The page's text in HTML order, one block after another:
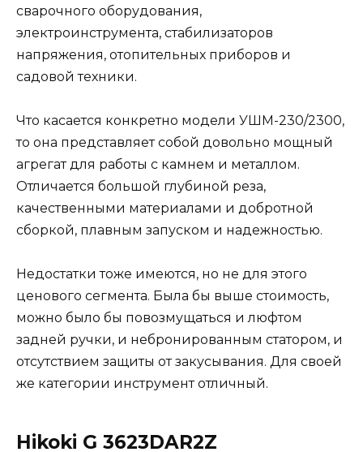
сварочного оборудования,
электроинструмента, стабилизаторов
напряжения, отопительных приборов и
садовой техники.
Что касается конкретно модели УШМ-230/2300,
то она представляет собой довольно мощный
агрегат для работы с камнем и металлом.
Отличается большой глубиной реза,
качественными материалами и добротной
сборкой, плавным запуском и надежностью.
Недостатки тоже имеются, но не для этого
ценового сегмента. Была бы выше стоимость,
можно было бы повозмущаться и люфтом
задней ручки, и небронированным статором, и
отсутствием защиты от закусывания. Для своей
же категории инструмент отличный.
Hikoki G 3623DAR2Z